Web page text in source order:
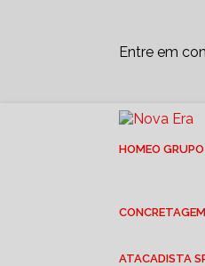
Entre em
HOME
O GRUPO
ATACADISTA